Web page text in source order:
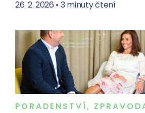
26. 2. 2026 • 3 minuty čtení
PORADENSTVÍ,